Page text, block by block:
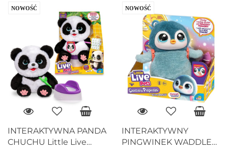
NOWOŚĆ
INTERAKTYWNA PANDA
CHUCHU Little Live
NOWOŚĆ
INTERAKTYWNY
PINGWINEK WADDLES